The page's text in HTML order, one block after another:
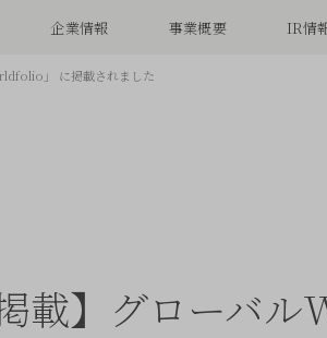
企業情報 事業概要 IR情
」 に掲載されました
載】グローバ